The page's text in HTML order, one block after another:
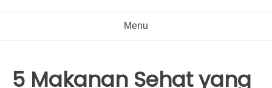
Menu
5 Makanan Sehat yang